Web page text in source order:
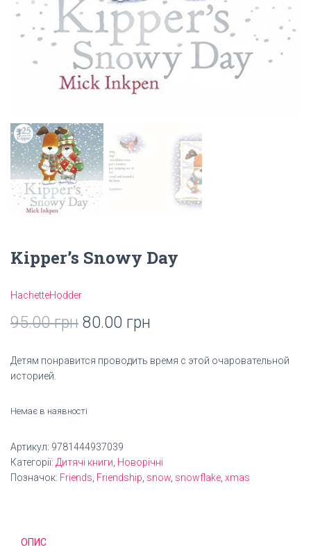
Kipper’s Snowy Day
HachetteHodder
95.00грн Оригінальна
80.00 грн
Детям понравится проводить время с этой очаровательной
историей.
Немає в наявності
Артикул: 9781444937039
Категорії: Дитячі книги Новорічні
Позначок: Friends Friendship snow snowflake xmas
ОПИС